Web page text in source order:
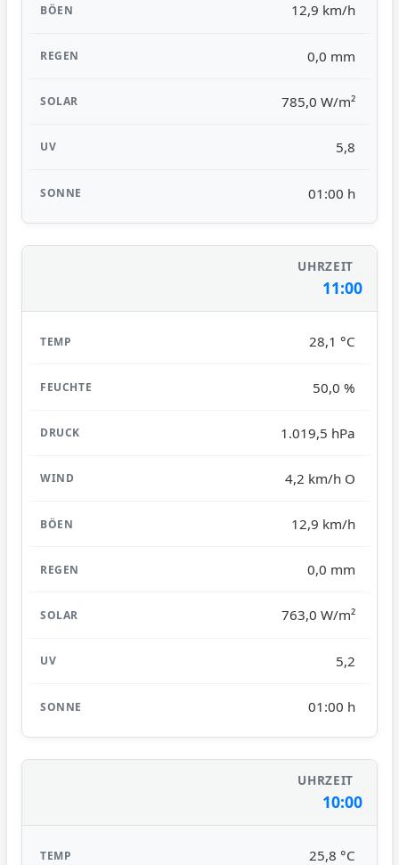
12,9 km/h
0,0 mm
785,0 W/m²
5,8
01:00 h
11:00
28,1 °C
50,0 %
1.019,5 hPa
4,2 km/h O
12,9 km/h
0,0 mm
763,0 W/m²
5,2
01:00 h
10:00
25,8 °C